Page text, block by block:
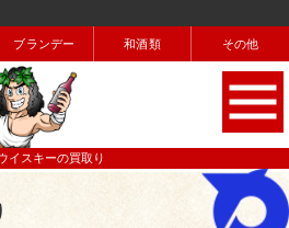
ブランデー 和酒類 その他
イスキーの買取り